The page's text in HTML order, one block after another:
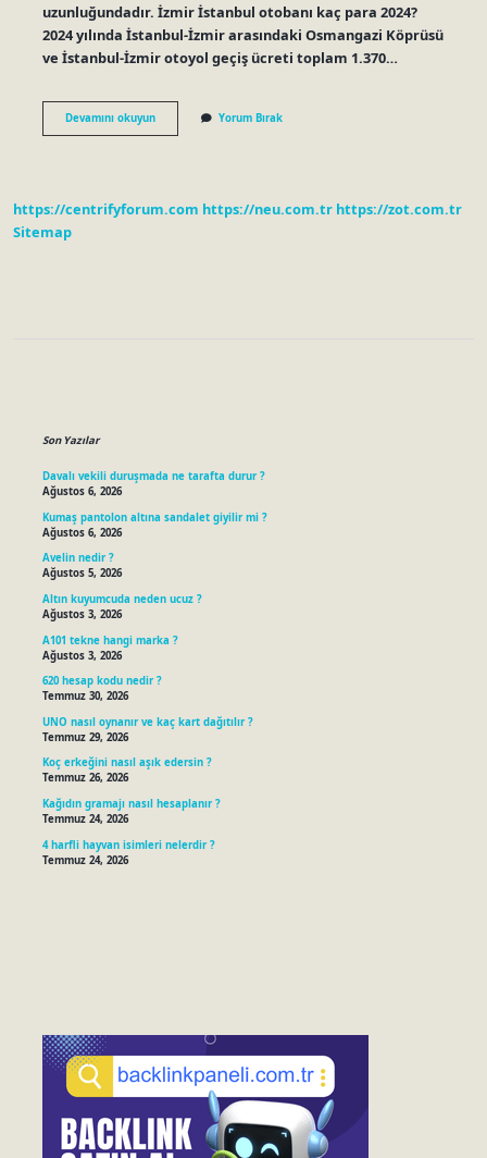
uzunluğundadır. İzmir İstanbul otobanı kaç para 2024?
2024 yılında İstanbul-İzmir arasındaki Osmangazi Köprüsü
ve İstanbul-İzmir otoyol geçiş ücreti toplam 1.370…
Devamını okuyunİZmir
Otoban
Yorum Bırak
https://centrifyforum.com https://neu.com.tr https://zot.com.tr
Sitemap
Son Yazılar
Davalı vekili duruşmada ne tarafta durur ?
Ağustos 6, 2026
Kumaş pantolon altına sandalet giyilir mi ?
Ağustos 6, 2026
Avelin nedir ?
Ağustos 5, 2026
Altın kuyumcuda neden ucuz ?
Ağustos 3, 2026
A101 tekne hangi marka ?
Ağustos 3, 2026
620 hesap kodu nedir ?
Temmuz 30, 2026
UNO nasıl oynanır ve kaç kart dağıtılır ?
Temmuz 29, 2026
Koç erkeğini nasıl aşık edersin ?
Temmuz 26, 2026
Kağıdın gramajı nasıl hesaplanır ?
Temmuz 24, 2026
4 harfli hayvan isimleri nelerdir ?
Temmuz 24, 2026